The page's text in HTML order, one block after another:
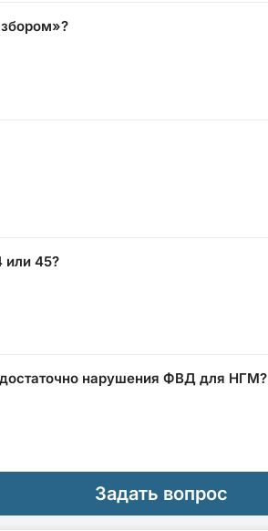
или 45?
нарушения ФВД для НГМ?
Задать вопрос